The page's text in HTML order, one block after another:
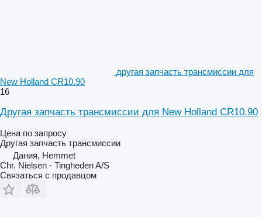
другая запчасть трансмиссии для
New Holland CR10.90
16
Другая запчасть трансмиссии для New Holland CR10.90
Цена по запросу
Другая запчасть трансмиссии
Дания, Hemmet
Chr. Nielsen - Tingheden A/S
Связаться с продавцом